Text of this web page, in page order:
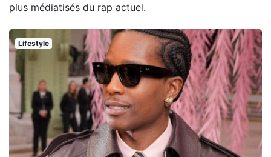
plus médiatisés du rap actuel.
Lifestyle